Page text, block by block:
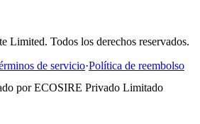
Limited. Todos los derechos reservados.
de servicio·Política de reembolso
por ECOSIRE Privado Limitado